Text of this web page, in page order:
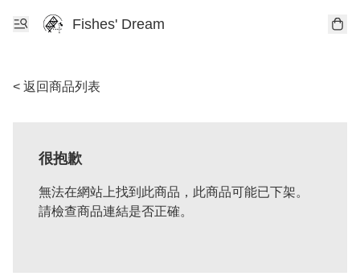
Fishes' Dream
< 返回商品列表
很抱歉
無法在網站上找到此商品，此商品可能已下架。
請檢查商品連結是否正確。